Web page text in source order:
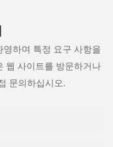
하며 특정 요구 사항을
웹 사이트를 방문하거나
문의하십시오.